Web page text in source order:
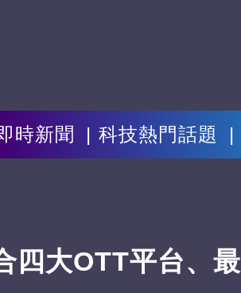
時新聞 科技熱門話題
四大OTT平台、最